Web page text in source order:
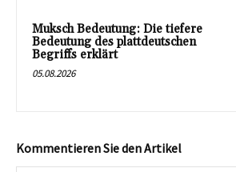
Muksch Bedeutung: Die tiefere
Bedeutung des plattdeutschen
Begriffs erklärt
05.08.2026
Kommentieren Sie den Artikel